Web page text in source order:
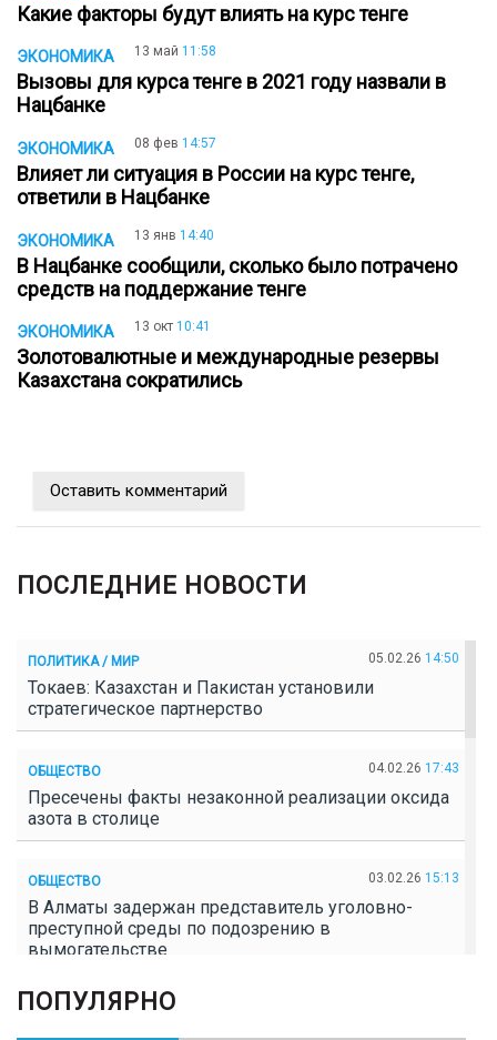
Какие факторы будут влиять на курс тенге
ЭКОНОМИКА 13 май 11:58
Вызовы для курса тенге в 2021 году назвали в
Нацбанке
ЭКОНОМИКА 08 фев 14:57
Влияет ли ситуация в России на курс тенге,
ответили в Нацбанке
ЭКОНОМИКА 13 янв 14:40
В Нацбанке сообщили, сколько было потрачено
средств на поддержание тенге
ЭКОНОМИКА 13 окт 10:41
Золотовалютные и международные резервы
Казахстана сократились
Оставить комментарий
ПОСЛЕДНИЕ НОВОСТИ
ПОЛИТИКА / МИР 05.02.26 14:50
Токаев: Казахстан и Пакистан установили
стратегическое партнерство
ОБЩЕСТВО 04.02.26 17:43
Пресечены факты незаконной реализации оксида
азота в столице
ОБЩЕСТВО 03.02.26 15:13
В Алматы задержан представитель уголовно-
преступной среды по подозрению в
вымогательстве
ОБЩЕСТВО
ПОПУЛЯРНО